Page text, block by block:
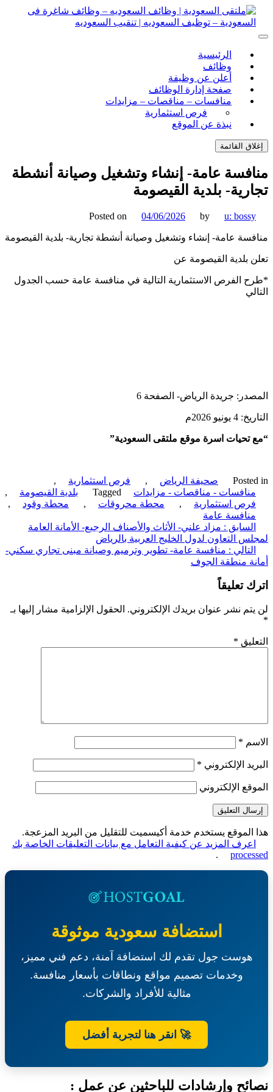
– توظيف السعوديه | تنقيب السعوديه
السعوديه | تنقيب السعوديه
الرئيسية
وظائف
أعلن عن وظيفة
صفحة إدارة الوظائف
منافسات – مناقصات – مزايدات
فرص استثمارية
نبذة عن الموقع
القائمة
عامة- إنشاء وتشغيل وصيانة أنشطة
بلدية القيصومة
Posted on 04/06/2026 by u:
عامة- إنشاء وتشغيل وصيانة أنشطة تجارية- بلدية القيصومة
بلدية القيصومة عن
الفرص الاستثمارية التالية في منافسة عامة حسب الجدول
جريدة الرياض- الصفحة 6
2026م
تحيات اسرة موقع ملتقى السعودية”
صحيفة الرياض , فرص استثمارية
,
- مناقصات - مزايدات
Tagged بلدية القيصومة
,
استثمارية
, محطة محروقات , محطة وقود
,
عامة
: مزاد علني- الأثاث والأصناف الرجيع- الأمانة العامة
التعاون لدول الخليج العربية بالرياض
:منافسة عامة- تطوير وترميم وصيانة مبنى تجاري سكني-
منطقة الجوف
تعليقاً
نشر عنوان بريدك الإلكتروني. الحقول الإلزامية مشار إليها بـ
*
*
الإلكتروني *
الإلكتروني
يستخدم خدمة أكيسميت للتقليل من البريد المزعجة.
المزيد عن كيفية التعامل مع بيانات التعليقات الخاصة بك
.
استضافة سعودية موثوقة
هوست جول تقدم لك استضافة آمنة، دعم فني مميز،
وخدمات تصميم مواقع ونطاقات بأسعار منافسة.
مثالية للأفراد والشركات.
🚀 انقر هنا لتجربة أفضل
وإرشادات للباحثين عن عمل :